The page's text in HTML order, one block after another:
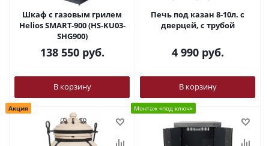
Шкаф c газовым грилем
Helios SMART-900 (HS-KU03-
SHG900)
138 550руб.
В корзину
Печь под казан 8-10л. с
дверцей, с трубой
4 990руб.
В корзину
Акция Монтаж «под ключ»